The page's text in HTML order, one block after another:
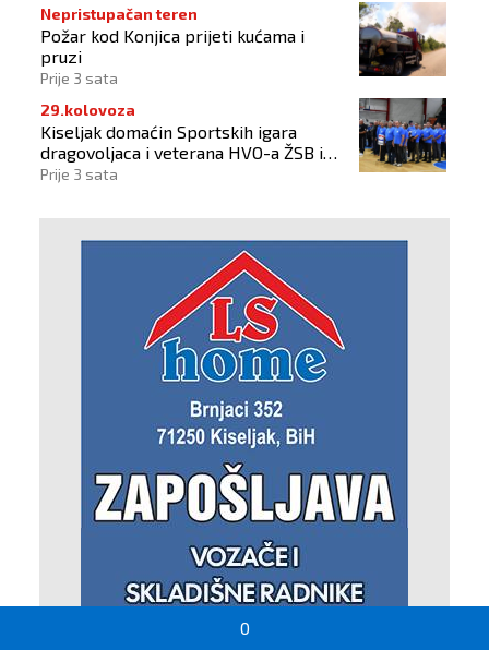
0
Nepristupačan teren
Požar kod Konjica prijeti kućama i
pruzi
Prije 3 sata
29.kolovoza
Kiseljak domaćin Sportskih igara
dragovoljaca i veterana HVO-a ŽSB i
Dana branitelja
Prije 3 sata